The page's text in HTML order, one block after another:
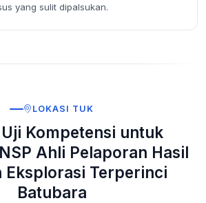
yang sulit dipalsukan.
LOKASI TUK
Kompetensi untuk
Ahli Pelaporan Hasil
Eksplorasi Terperinci
Batubara